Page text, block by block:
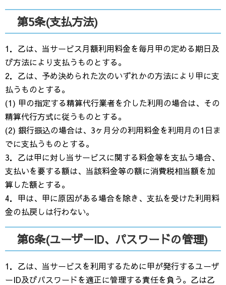
第5条(支払方法)
1．乙は、当サービス月額利用料金を毎月甲の定める期日及
び方法により支払うものとする。
2．乙は、予め決められた次のいずれかの方法により甲に支
払うものとする。
(1) 甲の指定する精算代行業者を介した利用の場合は、その
精算代行方式に従うものとする。
(2) 銀行振込の場合は、3ヶ月分の利用料金を利用月の1日ま
でに支払うものとする。
3．乙は甲に対し当サービスに関する料金等を支払う場合、
支払いを要する額は、当該料金等の額に消費税相当額を加
算した額とする。
4．甲は、甲に原因がある場合を除き、支払を受けた利用料
金の払戻しは行わない。
第6条(ユーザーID、パスワードの管理)
1．乙は、当サービスを利用するために甲が発行するユーザ
ーID及びパスワードを適正に管理する責任を負う。乙は乙